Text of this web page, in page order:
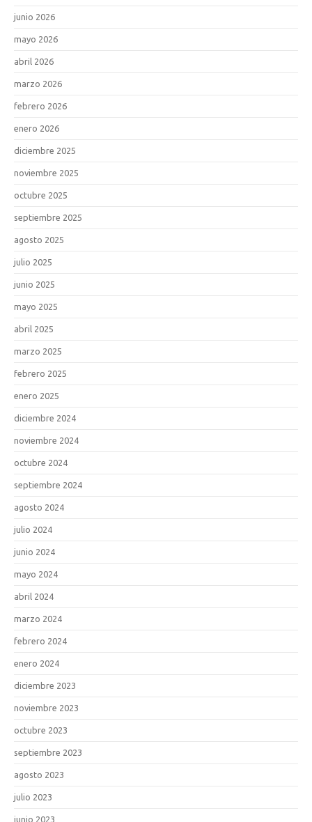
junio 2026
mayo 2026
abril 2026
marzo 2026
febrero 2026
enero 2026
diciembre 2025
noviembre 2025
octubre 2025
septiembre 2025
agosto 2025
julio 2025
junio 2025
mayo 2025
abril 2025
marzo 2025
febrero 2025
enero 2025
diciembre 2024
noviembre 2024
octubre 2024
septiembre 2024
agosto 2024
julio 2024
junio 2024
mayo 2024
abril 2024
marzo 2024
febrero 2024
enero 2024
diciembre 2023
noviembre 2023
octubre 2023
septiembre 2023
agosto 2023
julio 2023
junio 2023